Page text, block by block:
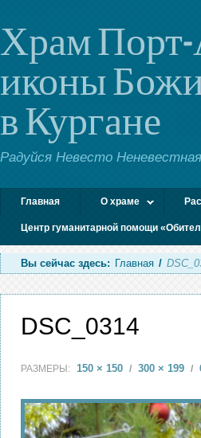
Храм
иконы
в Кургане
Радуйся Невесто
Главная О храме
Центр гуманитарной помощи
Вы сейчас здесь: Главная /
DSC_0314
РАЗМЕРЫ: 150 × 150 / 300 × 199 /